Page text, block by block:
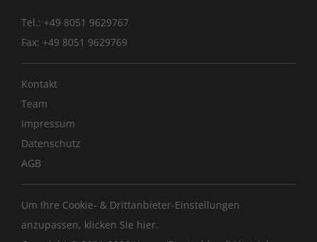
Tel.: +49 8051 9629767
Fax: +49 8051 9629769
Kontakt
Team
Impressum
Datenschutz
AGB
Um Ihre Cookie- & Drittanbieter-Einstellungen
anzupassen, klicken Sie hier.